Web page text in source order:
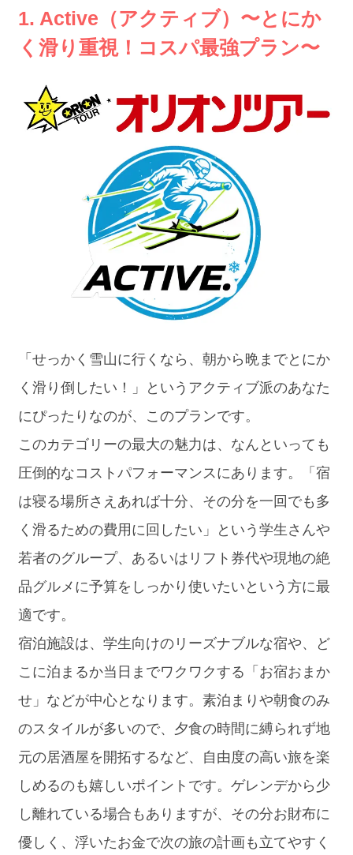
1. Active（アクティブ）〜とにか
く滑り重視！コスパ最強プラン〜
「せっかく雪山に行くなら、朝から晩までとにか
く滑り倒したい！」というアクティブ派のあなた
にぴったりなのが、このプランです。
このカテゴリーの最大の魅力は、なんといっても
圧倒的なコストパフォーマンスにあります。「宿
は寝る場所さえあれば十分、その分を一回でも多
く滑るための費用に回したい」という学生さんや
若者のグループ、あるいはリフト券代や現地の絶
品グルメに予算をしっかり使いたいという方に最
適です。
宿泊施設は、学生向けのリーズナブルな宿や、ど
こに泊まるか当日までワクワクする「お宿おまか
せ」などが中心となります。素泊まりや朝食のみ
のスタイルが多いので、夕食の時間に縛られず地
元の居酒屋を開拓するなど、自由度の高い旅を楽
しめるのも嬉しいポイントです。ゲレンデから少
し離れている場合もありますが、その分お財布に
優しく、浮いたお金で次の旅の計画も立てやすく